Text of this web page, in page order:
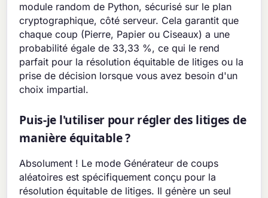
module random de Python, sécurisé sur le plan
cryptographique, côté serveur. Cela garantit que
chaque coup (Pierre, Papier ou Ciseaux) a une
probabilité égale de 33,33 %, ce qui le rend
parfait pour la résolution équitable de litiges ou la
prise de décision lorsque vous avez besoin d'un
choix impartial.
Puis-je l'utiliser pour régler des litiges de
manière équitable ?
Absolument ! Le mode Générateur de coups
aléatoires est spécifiquement conçu pour la
résolution équitable de litiges. Il génère un seul